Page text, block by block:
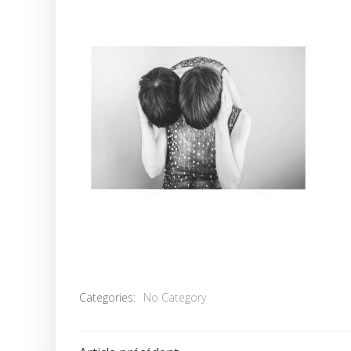
Categories: No Category